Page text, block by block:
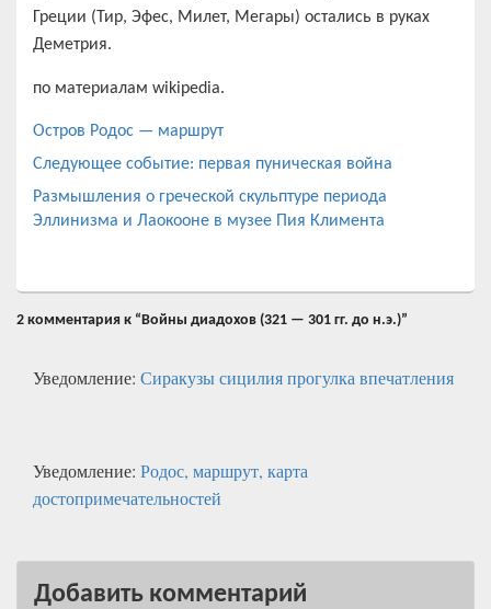
Греции (Тир, Эфес, Милет, Мегары) остались в руках
Деметрия.
по материалам wikipedia.
Остров Родос — маршрут
Следующее событие: первая пуническая война
Размышления о греческой скульптуре периода
Эллинизма и Лаокооне в музее Пия Климента
2 комментария к “Войны диадохов (321 — 301 гг. до н.э.)”
Уведомление: Сиракузы сицилия прогулка впечатления
Уведомление: Родос, маршрут, карта
достопримечательностей
Добавить комментарий